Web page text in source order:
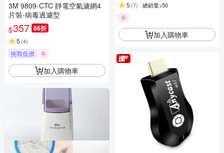
3M 9809-CTC 靜電空氣濾網4
片裝-病毒過濾型
$357 86折
5 (4)
挑戰低價 券
加入購物車
5 (7) 總銷量>50
券
加入購物車